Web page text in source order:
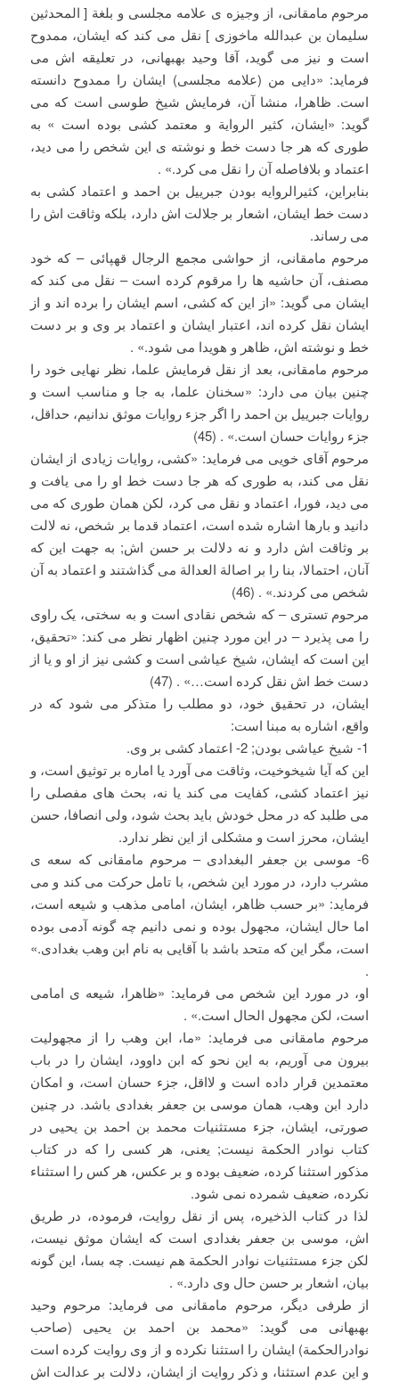
مرحوم مامقانی، از وجیزه ی علامه مجلسی و بلغة [ المحدثین
سلیمان بن عبدالله ماخوزی ] نقل می کند که ایشان، ممدوح
است و نیز می گوید، آقا وحید بهبهانی، در تعلیقه اش می
فرماید: «دایی من (علامه مجلسی) ایشان را ممدوح دانسته
است. ظاهرا، منشا آن، فرمایش شیخ طوسی است که می
گوید: «ایشان، کثیر الروایة و معتمد کشی بوده است » به
طوری که هر جا دست خط و نوشته ی این شخص را می دید،
اعتماد و بلافاصله آن را نقل می کرد.» .
بنابراین، کثیرالروایه بودن جبرییل بن احمد و اعتماد کشی به
دست خط ایشان، اشعار بر جلالت اش دارد، بلکه وثاقت اش را
می رساند.
مرحوم مامقانی، از حواشی مجمع الرجال قهپائی – که خود
مصنف، آن حاشیه ها را مرقوم کرده است – نقل می کند که
ایشان می گوید: «از این که کشی، اسم ایشان را برده اند و از
ایشان نقل کرده اند، اعتبار ایشان و اعتماد بر وی و بر دست
خط و نوشته اش، ظاهر و هویدا می شود.» .
مرحوم مامقانی، بعد از نقل فرمایش علما، نظر نهایی خود را
چنین بیان می دارد: «سخنان علما، به جا و مناسب است و
روایات جبرییل بن احمد را اگر جزء روایات موثق ندانیم، حداقل،
جزء روایات حسان است.» . (45)
مرحوم آقای خویی می فرماید: «کشی، روایات زیادی از ایشان
نقل می کند، به طوری که هر جا دست خط او را می یافت و
می دید، فورا، اعتماد و نقل می کرد، لکن همان طوری که می
دانید و بارها اشاره شده است، اعتماد قدما بر شخص، نه لالت
بر وثاقت اش دارد و نه دلالت بر حسن اش; به جهت این که
آنان، احتمالا، بنا را بر اصالة العدالة می گذاشتند و اعتماد به آن
شخص می کردند.» . (46)
مرحوم تستری – که شخص نقادی است و به سختی، یک راوی
را می پذیرد – در این مورد چنین اظهار نظر می کند: «تحقیق،
این است که ایشان، شیخ عیاشی است و کشی نیز از او و یا از
دست خط اش نقل کرده است…» . (47)
ایشان، در تحقیق خود، دو مطلب را متذکر می شود که در
واقع، اشاره به مبنا است:
1- شیخ عیاشی بودن; 2- اعتماد کشی بر وی.
این که آیا شیخوخیت، وثاقت می آورد یا اماره بر توثیق است، و
نیز اعتماد کشی، کفایت می کند یا نه، بحث های مفصلی را
می طلبد که در محل خودش باید بحث شود، ولی انصافا، حسن
ایشان، محرز است و مشکلی از این نظر ندارد.
6- موسی بن جعفر البغدادی – مرحوم مامقانی که سعه ی
مشرب دارد، در مورد این شخص، با تامل حرکت می کند و می
فرماید: «بر حسب ظاهر، ایشان، امامی مذهب و شیعه است،
اما حال ایشان، مجهول بوده و نمی دانیم چه گونه آدمی بوده
است، مگر این که متحد باشد با آقایی به نام ابن وهب بغدادی.»
.
او، در مورد این شخص می فرماید: «ظاهرا، شیعه ی امامی
است، لکن مجهول الحال است.» .
مرحوم مامقانی می فرماید: «ما، ابن وهب را از مجهولیت
بیرون می آوریم، به این نحو که ابن داوود، ایشان را در باب
معتمدین قرار داده است و لااقل، جزء حسان است، و امکان
دارد ابن وهب، همان موسی بن جعفر بغدادی باشد. در چنین
صورتی، ایشان، جزء مستثنیات محمد بن احمد بن یحیی در
کتاب نوادر الحکمة نیست; یعنی، هر کسی را که در کتاب
مذکور استثنا کرده، ضعیف بوده و بر عکس، هر کس را استثناء
نکرده، ضعیف شمرده نمی شود.
لذا در کتاب الذخیره، پس از نقل روایت، فرموده، در طریق
اش، موسی بن جعفر بغدادی است که ایشان موثق نیست،
لکن جزء مستثنیات نوادر الحکمة هم نیست. چه بسا، این گونه
بیان، اشعار بر حسن حال وی دارد.» .
از طرفی دیگر، مرحوم مامقانی می فرماید: مرحوم وحید
بهبهانی می گوید: «محمد بن احمد بن یحیی (صاحب
نوادرالحکمة) ایشان را استثنا نکرده و از وی روایت کرده است
و این عدم استثنا، و ذکر روایت از ایشان، دلالت بر عدالت اش